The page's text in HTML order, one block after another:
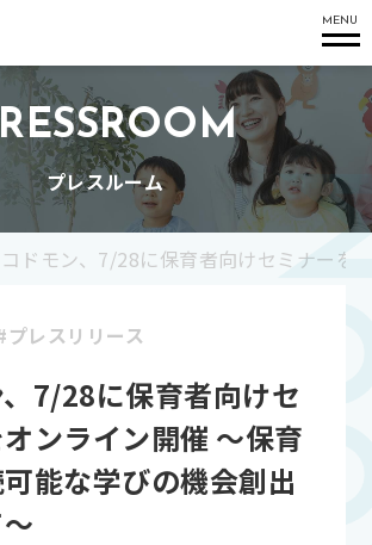
MENU
プレスルーム
コドモン、7/28に保育者向けセミナーを
プレスリリース
7/28に保育者向けセ
ンライン開催 〜保育
能な学びの機会創出